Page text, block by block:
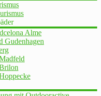
Alme
Gudenhagen